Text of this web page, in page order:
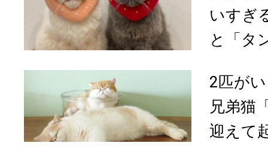
いすぎ
と「タ
2匹が
兄弟猫
迎えて